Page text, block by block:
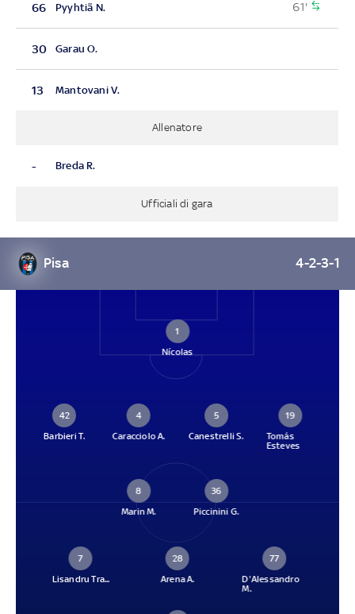
66 Pyyhtiä N. 61'
30 Garau O.
13 Mantovani V.
Allenatore
- Breda R.
Ufficiali di gara
Pisa 4-2-3-1
1
Nícolas
42
Barbieri T.
4
Caracciolo A.
5
Canestrelli S.
19
Tomás
Esteves
8
Marin M.
36
Piccinini G.
7
Lisandru Tra...
28
Arena A.
77
D'Alessandro
M.